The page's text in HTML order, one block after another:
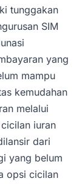
tunggakan
SIM
yang
mampu
kemudahan
melalui
iuran
dari
yang belum
opsi cicilan